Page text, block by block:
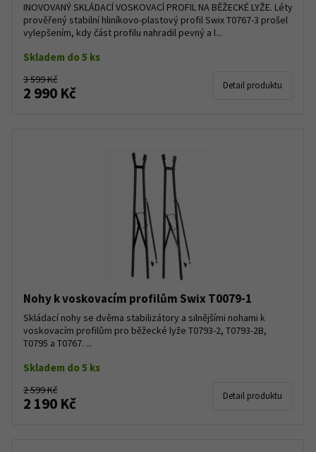
INOVOVANÝ SKLÁDACÍ VOSKOVACÍ PROFIL NA BĚŽECKÉ LYŽE. Léty
prověřený stabilní hliníkovo-plastový profil Swix T0767-3 prošel
vylepšením, kdy část profilu nahradil pevný a l...
Skladem do 5 ks
3 599 Kč
2 990 Kč Detail produktu
Nohy k voskovacím profilům Swix T0079-1
Skládací nohy se dvěma stabilizátory a silnějšími nohami k
voskovacím profilům pro běžecké lyže T0793-2, T0793-2B,
T0795 a T0767. ...
Skladem do 5 ks
2 599 Kč
2 190 Kč Detail produktu